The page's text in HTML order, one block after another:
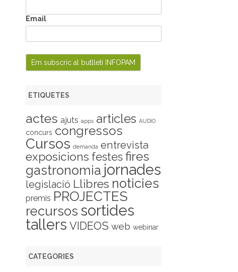
Email
ETIQUETES
actes ajuts apps articles AUDIO
concurs congressos
Cursos demanda entrevista
exposicions festes fires
gastronomia jornades
legislació Llibres noticies
premis PROJECTES
recursos sortides
tallers VIDEOS web webinar
CATEGORIES